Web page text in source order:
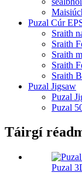
Puzal Cúr
Sraith
Sraith
Sraith
Sraith
Sraith
Puzal Jigsaw
Puzal
Puzal
Táirgí
Puzal